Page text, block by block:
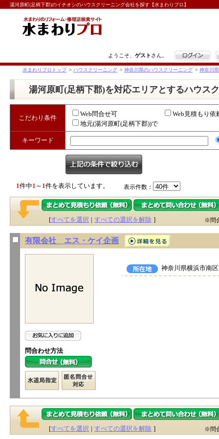
湯河原町(足柄下郡)のイチオシのハウスクリーニング会社を探す【水まわりプロ】
ようこそ、 ゲスト さん。 ログイン
水まわりプロトップ > ハウスクリーニング > 神奈川県のハウスクリーニング > 神奈川
湯河原町(足柄下郡)を対応エリアとするハウス
こだわり条件
Web問合せ可
Web見積もり依
地元(湯河原町(足柄下郡))で
営業
キーワード
1件中1 ～ 1件を表示しています。 表示件数：
[すべてを選択 | すべての選択を解除 ] ※問
有限会社 エス・ケイ企画
問合わせ方法
神奈川県横浜市南
[すべてを選択 | すべての選択を解除 ] ※問